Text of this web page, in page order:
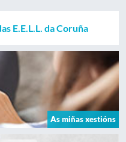
E.E.L.L. da Coruña
As miñas xestións